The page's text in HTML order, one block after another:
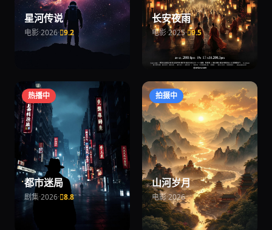
星河传说
电影·2026· 9.2
长安夜雨
电影·2025· 9.5
热播中
都市迷局
剧集·2026· 8.8
拍摄中
山河岁月
电影·2026